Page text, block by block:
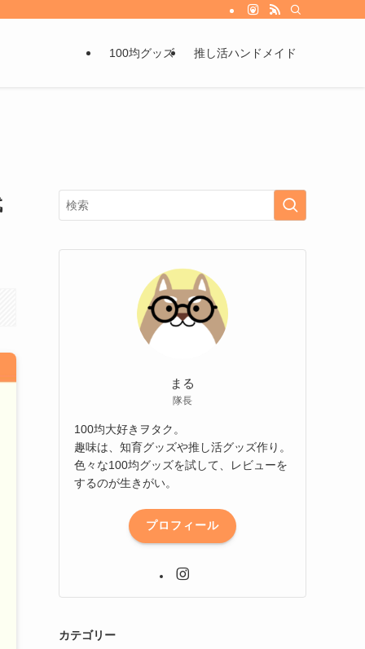
100均グッズ 推し活ハンドメイド
まる
隊長
100均大好きヲタク。
趣味は、知育グッズや推し活グッズ作り。
色々な100均グッズを試して、レビューを
するのが生きがい。
プロフィール
カテゴリー